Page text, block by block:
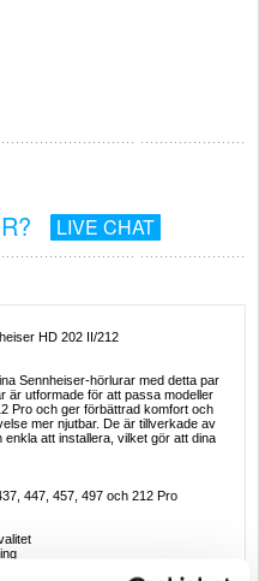
LIVE CHAT
HD 202 II/212
Sennheiser-hörlurar med detta par
är utformade för att passa modeller
Pro och ger förbättrad komfort och
mer njutbar. De är tillverkade av
att installera, vilket gör att dina
447, 457, 497 och 212 Pro